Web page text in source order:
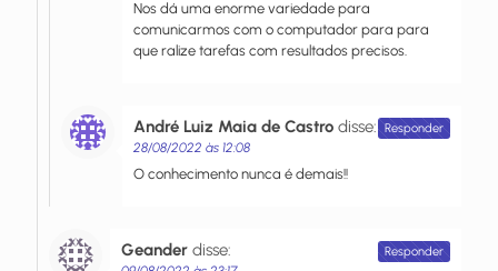
Nos dá uma enorme variedade para
comunicarmos com o computador para para
que ralize tarefas com resultados precisos.
André Luiz Maia de Castro disse:
28/08/2022 às 12:08
O conhecimento nunca é demais!!
Responder
Geander disse: Responder